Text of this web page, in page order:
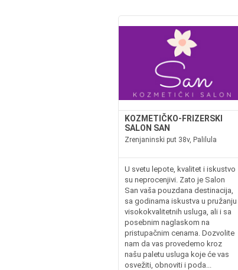
KOZMETIČKO-FRIZERSKI
SALON SAN
Zrenjaninski put 38v, Palilula
U svetu lepote, kvalitet i iskustvo
su neprocenjivi. Zato je Salon
San vaša pouzdana destinacija,
sa godinama iskustva u pružanju
visokokvalitetnih usluga, ali i sa
posebnim naglaskom na
pristupačnim cenama. Dozvolite
nam da vas provedemo kroz
našu paletu usluga koje će vas
osvežiti, obnoviti i poda...